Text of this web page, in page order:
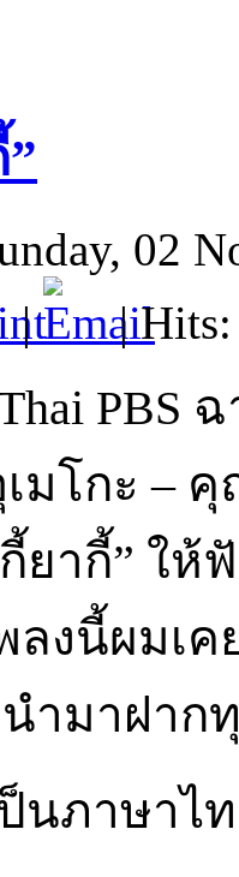
02
| | Hits:
เมโกะ
ยากี้” ใ
งนี้ผมเค
ำมาฝาก
นภาษาไ